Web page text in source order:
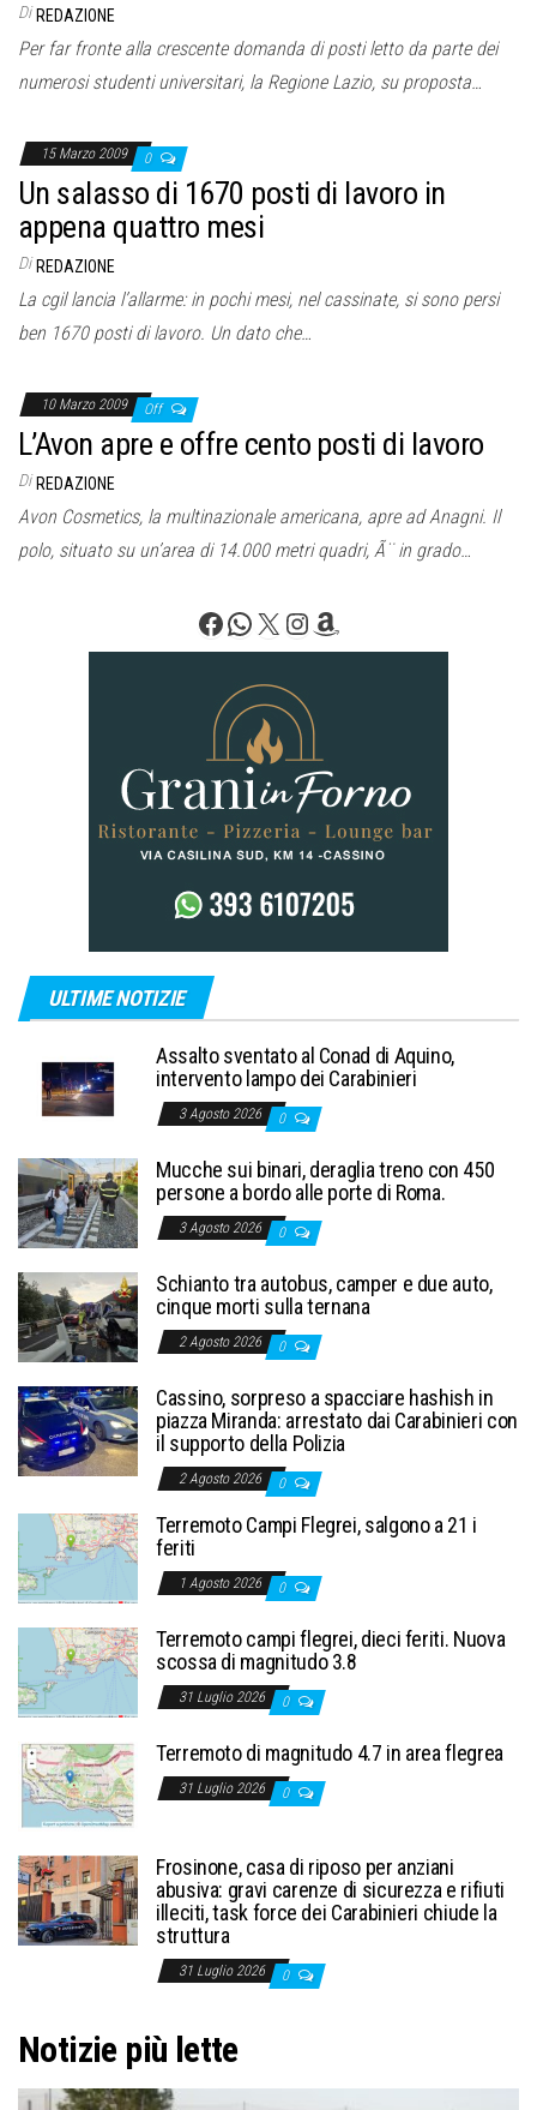
Di REDAZIONE
Per far fronte alla crescente domanda di posti letto da parte dei
numerosi studenti universitari, la Regione Lazio, su proposta…
15 Marzo 2009 0
Un salasso di 1670 posti di lavoro in
appena quattro mesi
Di REDAZIONE
La cgil lancia l’allarme: in pochi mesi, nel cassinate, si sono persi
ben 1670 posti di lavoro. Un dato che…
10 Marzo 2009 Off
L’Avon apre e offre cento posti di lavoro
Di REDAZIONE
Avon Cosmetics, la multinazionale americana, apre ad Anagni. Il
polo, situato su un’area di 14.000 metri quadri, Ã¨ in grado…
Facebook
WhatsApp
X Instagram
Amazon
ULTIME NOTIZIE
Assalto sventato al Conad di Aquino,
intervento lampo dei Carabinieri
3 Agosto 2026 0
Mucche sui binari, deraglia treno con 450
persone a bordo alle porte di Roma.
3 Agosto 2026 0
Schianto tra autobus, camper e due auto,
cinque morti sulla ternana
2 Agosto 2026 0
Cassino, sorpreso a spacciare hashish in
piazza Miranda: arrestato dai Carabinieri con
il supporto della Polizia
2 Agosto 2026 0
Terremoto Campi Flegrei, salgono a 21 i
feriti
1 Agosto 2026 0
Terremoto campi flegrei, dieci feriti. Nuova
scossa di magnitudo 3.8
31 Luglio 2026 0
Terremoto di magnitudo 4.7 in area flegrea
31 Luglio 2026 0
Frosinone, casa di riposo per anziani
abusiva: gravi carenze di sicurezza e rifiuti
illeciti, task force dei Carabinieri chiude la
struttura
31 Luglio 2026 0
Notizie più lette